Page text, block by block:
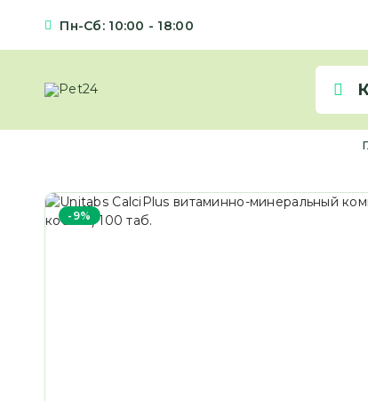
Пн-Сб: 10:00 - 18:00
-9%